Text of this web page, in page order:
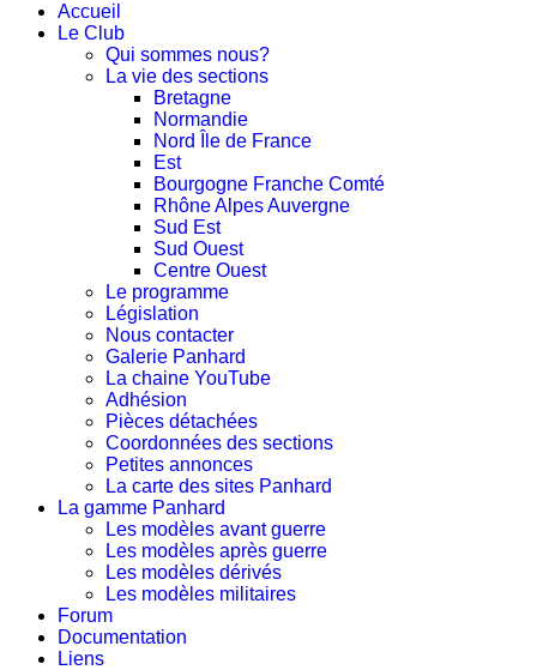
Accueil
Le Club
Qui sommes nous?
La vie des sections
Bretagne
Normandie
Nord Île de France
Est
Bourgogne Franche Comté
Rhône Alpes Auvergne
Sud Est
Sud Ouest
Centre Ouest
Le programme
Législation
Nous contacter
Galerie Panhard
La chaine YouTube
Adhésion
Pièces détachées
Coordonnées des sections
Petites annonces
La carte des sites Panhard
La gamme Panhard
Les modèles avant guerre
Les modèles après guerre
Les modèles dérivés
Les modèles militaires
Forum
Documentation
Liens